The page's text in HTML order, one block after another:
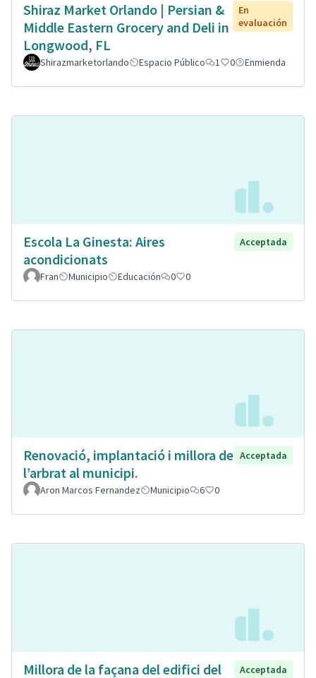
Shiraz Market Orlando | Persian &
Middle Eastern Grocery and Deli in
Longwood, FL
En
evaluación
Shirazmarketorlando Espacio Público 1 0 Enmienda
Escola La Ginesta: Aires
acondicionats
Acceptada
Fran Municipio Educación 0 0
Renovació, implantació i millora de
l’arbrat al municipi.
Acceptada
Aron Marcos Fernandez Municipio 6 0
Millora de la façana del edifici del
Acceptada